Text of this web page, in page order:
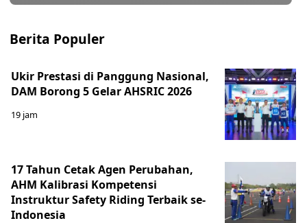
Berita Populer
Ukir Prestasi di Panggung Nasional,
DAM Borong 5 Gelar AHSRIC 2026
19 jam
17 Tahun Cetak Agen Perubahan,
AHM Kalibrasi Kompetensi
Instruktur Safety Riding Terbaik se-
Indonesia